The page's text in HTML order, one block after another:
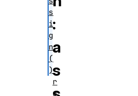
:
a
s
s
i
g
n
(
)
r
e